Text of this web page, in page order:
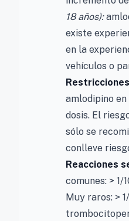
18 años):
existe
en la
vehículos o
amlodipino
dosis. El
sólo se
conlleve
Reacciones
comunes: > 1/
Muy raros: >